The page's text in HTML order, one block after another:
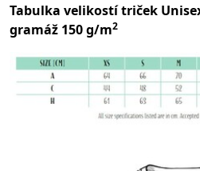
Tabulka velikostí triček
gramáž 150 g/m2